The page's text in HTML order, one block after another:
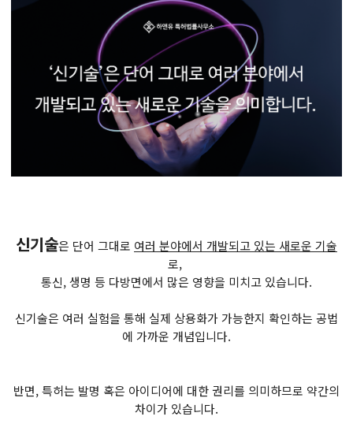
신기술은 단어 그대로 여러 분야에서 개발되고 있는 새로운 기술
로,
통신, 생명 등 다방면에서 많은 영향을 미치고 있습니다.
신기술은 여러 실험을 통해 실제 상용화가 가능한지 확인하는 공법
에 가까운 개념입니다.
반면, 특허는 발명 혹은 아이디어에 대한 권리를 의미하므로 약간의
차이가 있습니다.